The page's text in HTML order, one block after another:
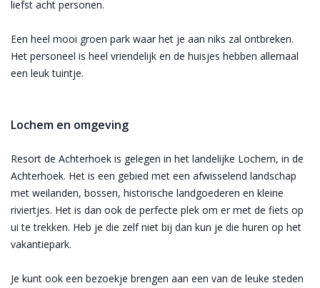
liefst acht personen.
Een heel mooi groen park waar het je aan niks zal ontbreken.
Het personeel is heel vriendelijk en de huisjes hebben allemaal
een leuk tuintje.
Lochem en omgeving
Resort de Achterhoek is gelegen in het landelijke Lochem, in de
Achterhoek. Het is een gebied met een afwisselend landschap
met weilanden, bossen, historische landgoederen en kleine
riviertjes. Het is dan ook de perfecte plek om er met de fiets op
ui te trekken. Heb je die zelf niet bij dan kun je die huren op het
vakantiepark.
Je kunt ook een bezoekje brengen aan een van de leuke steden